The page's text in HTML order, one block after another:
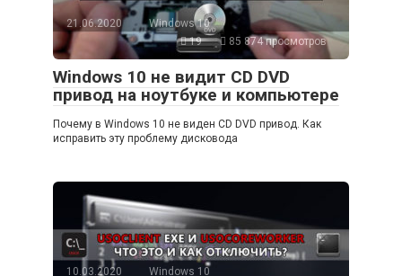
21.06.2020
Windows 10
19
85 874 просмотров
Windows 10 не видит CD DVD
привод на ноутбуке и компьютере
Почему в Windows 10 не виден CD DVD привод. Как
исправить эту проблему дисковода
10.03.2020
Windows 10